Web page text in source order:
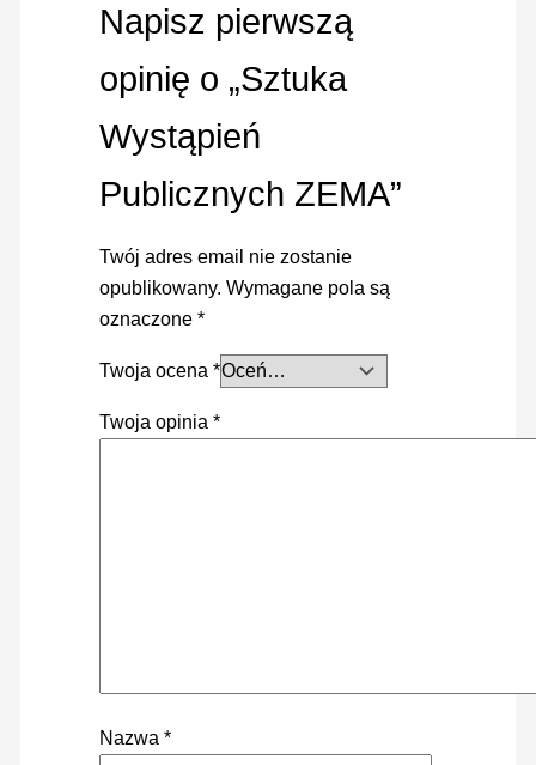
Napisz pierwszą
opinię o „Sztuka
Wystąpień
Publicznych ZEMA”
Twój adres email nie zostanie
opublikowany. Wymagane pola są
oznaczone *
Twoja ocena *
Twoja opinia *
Nazwa *